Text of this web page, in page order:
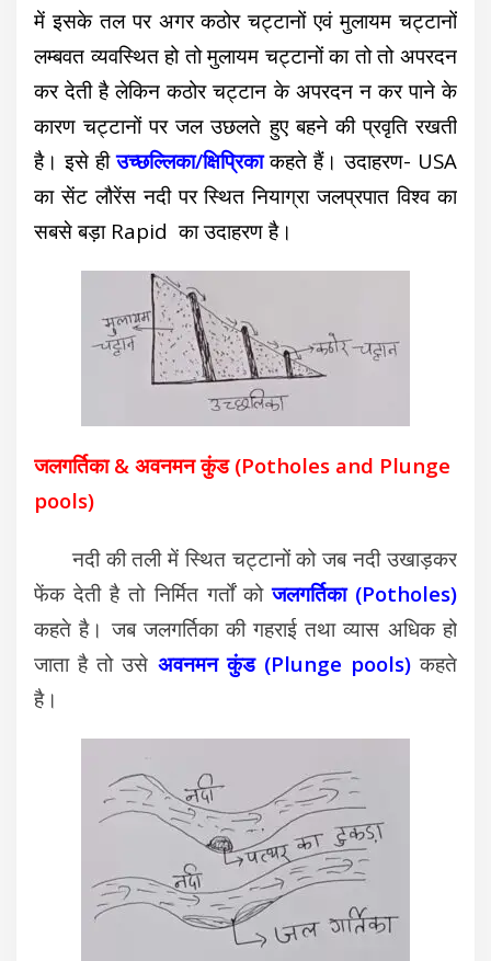
में इसके तल पर अगर कठोर चट्टानों एवं मुलायम चट्टानों
लम्बवत व्यवस्थित हो तो मुलायम चट्टानों का तो तो अपरदन
कर देती है लेकिन कठोर चट्टान के अपरदन न कर पाने के
कारण चट्टानों पर जल उछलते हुए बहने की प्रवृति रखती
है। इसे हीउच्छल्लिका/क्षिप्रिका कहते हैं। उदाहरण- USA
का सेंट लौरेंस नदी पर स्थित नियाग्रा जलप्रपात विश्व का
सबसे बड़ा Rapid का उदाहरण है।
जलगर्तिका & अवनमन कुंड (Potholes and Plunge
pools)
नदी की तली में स्थित चट्टानों को जब नदी उखाड़कर
फेंक देती है तो निर्मित गर्तों कोजलगर्तिका (Potholes)
कहते है।जब जलगर्तिका की गहराई तथा व्यास अधिक हो
जाता है तो उसे अवनमन कुंड (Plunge pools)कहते
है।